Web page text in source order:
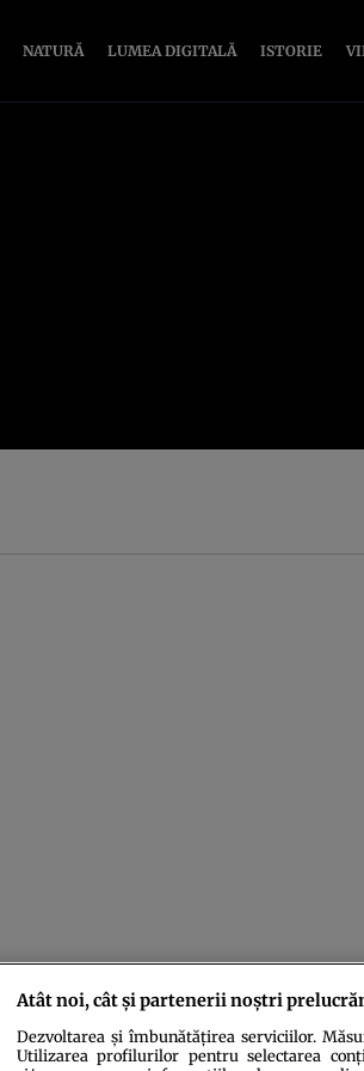
NATURĂ LUMEA DIGITALĂ ISTORIE
Atât noi, cât și partenerii noștri
Dezvoltarea și îmbunătățirea serviciilor.
Utilizarea profilurilor pentru selectarea